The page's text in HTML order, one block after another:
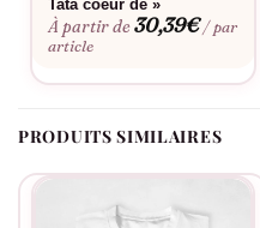
Fabrication soignée pour
moments précieux en famille.
Tata coeur de »
À partir de30,39€ / par
article
PRODUITS SIMILAIRES